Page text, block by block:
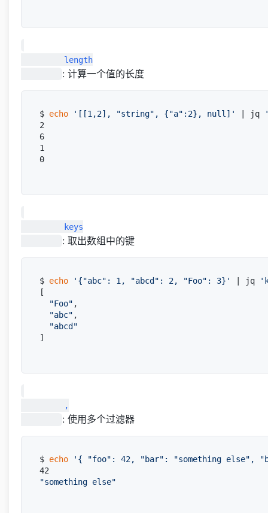
: 计算一个值的长度
$ echo '[[1,2], "string", {"a":2}, null]' | jq
2
6
1
0
: 取出数组中的键
$ echo '{"abc": 1, "abcd": 2, "Foo": 3}' | jq
[
"Foo" ,
"abc" ,
"abcd"
]
: 使用多个过滤器
$ echo
'{ "foo": 42, "bar": "something else",
42
"something else"